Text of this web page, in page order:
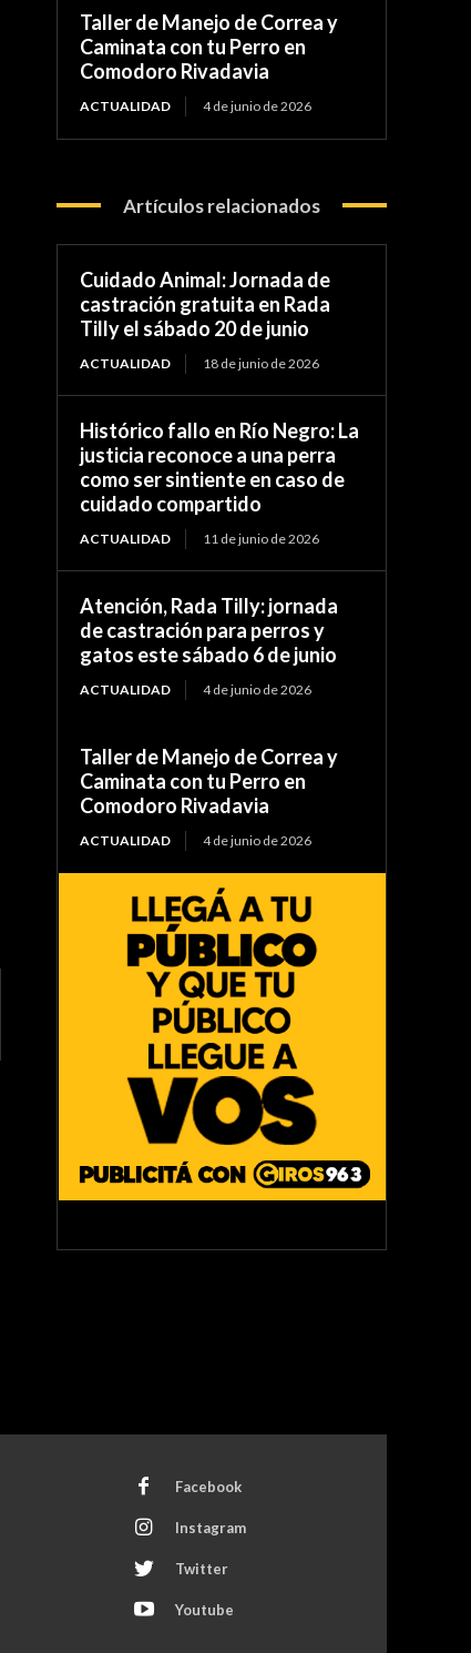
Taller de Manejo de Correa y
Caminata con tu Perro en
Comodoro Rivadavia
ACTUALIDAD 4 de junio de 2026
Artículos relacionados
Cuidado Animal: Jornada de
castración gratuita en Rada
Tilly el sábado 20 de junio
ACTUALIDAD 18 de junio de 2026
Histórico fallo en Río Negro: La
justicia reconoce a una perra
como ser sintiente en caso de
cuidado compartido
ACTUALIDAD 11 de junio de 2026
Atención, Rada Tilly: jornada
de castración para perros y
gatos este sábado 6 de junio
ACTUALIDAD 4 de junio de 2026
Taller de Manejo de Correa y
Caminata con tu Perro en
Comodoro Rivadavia
ACTUALIDAD 4 de junio de 2026
Facebook
Instagram
Twitter
Youtube